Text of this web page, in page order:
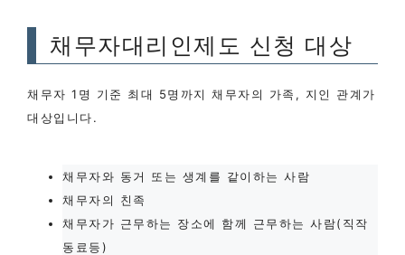
채무자대리인제도 신청 대상
채무자 1명 기준 최대 5명까지 채무자의 가족, 지인 관계가
대상입니다.
채무자와 동거 또는 생계를 같이하는 사람
채무자의 친족
채무자가 근무하는 장소에 함께 근무하는 사람(직작
동료등)